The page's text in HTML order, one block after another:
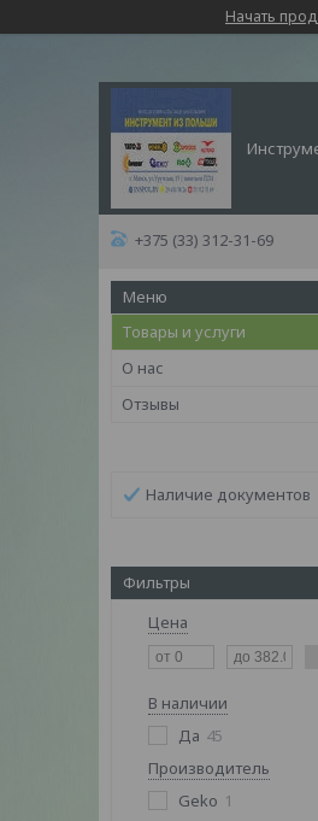
Начать
+375 (33) 312-31-69
Товары и услуги
О нас
Отзывы
Наличие документов
Фильтры
Цена
В наличии
Да 45
Производитель
Geko 1